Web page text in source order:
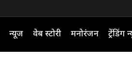
न्यूज वेब स्टोरी मनोरंजन ट्रेंडिंग